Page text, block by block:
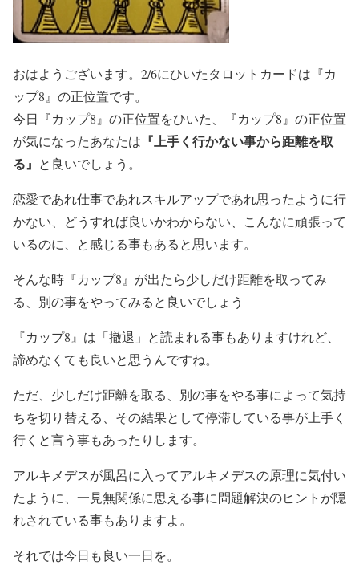
おはようございます。2/6にひいたタロットカードは『カ
ップ8』の正位置です。
今日『カップ8』の正位置をひいた、『カップ8』の正位置
が気になったあなたは 『上手く行かない事から距離を取
る』 と良いでしょう。
恋愛であれ仕事であれスキルアップであれ思ったように行
かない、どうすれば良いかわからない、こんなに頑張って
いるのに、と感じる事もあると思います。
そんな時『カップ8』が出たら少しだけ距離を取ってみ
る、別の事をやってみると良いでしょう
『カップ8』は「撤退」と読まれる事もありますけれど、
諦めなくても良いと思うんですね。
ただ、少しだけ距離を取る、別の事をやる事によって気持
ちを切り替える、その結果として停滞している事が上手く
行くと言う事もあったりします。
アルキメデスが風呂に入ってアルキメデスの原理に気付い
たように、一見無関係に思える事に問題解決のヒントが隠
れされている事もありますよ。
それでは今日も良い一日を。